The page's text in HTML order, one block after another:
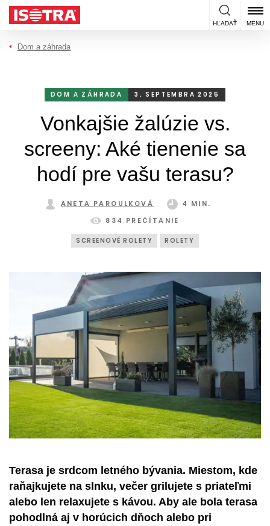
Preskočiť na obsah
HĽADAŤ MENU
Dom a záhrada
DOM A ZÁHRADA 3. SEPTEMBRA 2025
Vonkajšie žalúzie vs.
screeny: Aké tienenie sa
hodí pre vašu terasu?
ANETA PAROULKOVÁ
4 MIN.
834 PREČÍTANIE
SCREENOVÉ ROLETY ROLETY
Terasa je srdcom letného bývania. Miestom, kde
raňajkujete na slnku, večer grilujete s priateľmi
alebo len relaxujete s kávou. Aby ale bola terasa
pohodlná aj v horúcich dňoch alebo pri